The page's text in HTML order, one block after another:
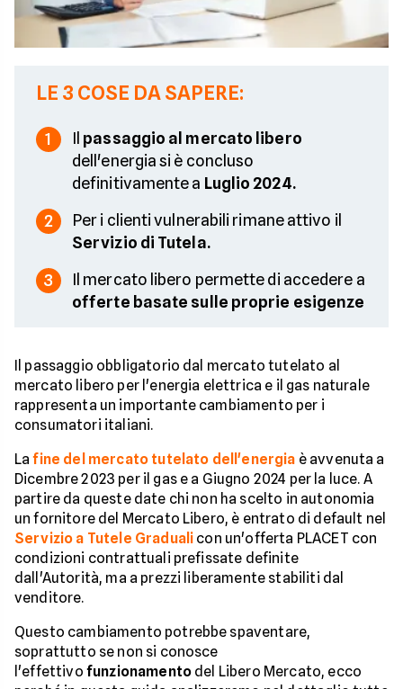
LE 3 COSE DA SAPERE:
1 Il passaggio al mercato libero
dell'energia si è concluso
definitivamente a Luglio 2024.
2
Per i clienti vulnerabili rimane attivo il
Servizio di Tutela.
3
Il mercato libero permette di accedere a
offerte basate sulle proprie esigenze
Il passaggio obbligatorio dal mercato tutelato al
mercato libero per l'energia elettrica e il gas naturale
rappresenta un importante cambiamento per i
consumatori italiani.
Lafine del mercato tutelato dell'energia è avvenuta a
Dicembre 2023 per il gas e a Giugno 2024 per la luce. A
partire da queste date chi non ha scelto in autonomia
un fornitore del Mercato Libero, è entrato di default nel
Servizio a Tutele Graduali con un'offerta PLACET con
condizioni contrattuali prefissate definite
dall'Autorità, ma a prezzi liberamente stabiliti dal
venditore.
Questo cambiamento potrebbe spaventare,
soprattutto se non si conosce
l'effettivo funzionamento del Libero Mercato, ecco